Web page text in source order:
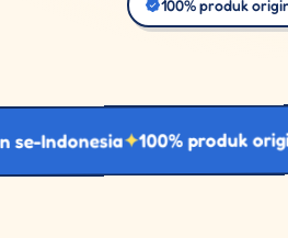
100% produk
100% produk original